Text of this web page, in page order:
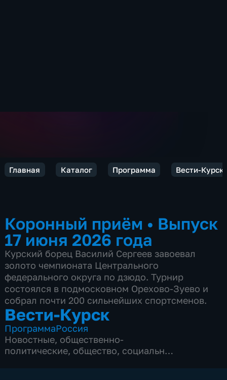
Главная Каталог Программа Вести-Курск
Коронный приём • Выпуск
17 июня 2026 года
Курский борец Василий Сергеев завоевал
золото чемпионата Центрального
федерального округа по дзюдо. Турнир
состоялся в подмосковном Орехово-Зуево и
собрал почти 200 сильнейших спортсменов.
Вести-Курск
ПрограммаРоссия
Новостные, общественно-
политические, общество, социально-